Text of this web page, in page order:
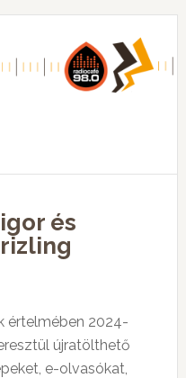
és
értelmében 2024-
újratölthető
e-olvasókat,